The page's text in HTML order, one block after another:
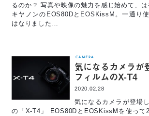
るのか？ 写真や映像の魅力を感じ始めて、
キヤノンのEOS80DとEOSKissM。一通り
はなりました…
CAMERA
気になるカメラが
フィルムのX-T4
2020.02.28
気になるカメラが登場
の「X-T4」 EOS80DとEOSKissMを使って